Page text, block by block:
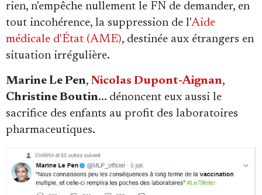
rien, n'empêche nullement le FN de demander, en
tout incohérence, la suppression de l'Aide
médicale d'État (AME), destinée aux étrangers en
situation irrégulière.
Marine Le Pen, Nicolas Dupont-Aignan,
Christine Boutin... dénoncent eux aussi le
sacrifice des enfants au profit des laboratoires
pharmaceutiques.